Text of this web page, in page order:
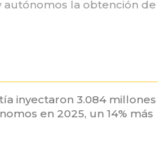
autónomos la obtención de
inyectaron 3.084 millones
en 2025, un 14% más